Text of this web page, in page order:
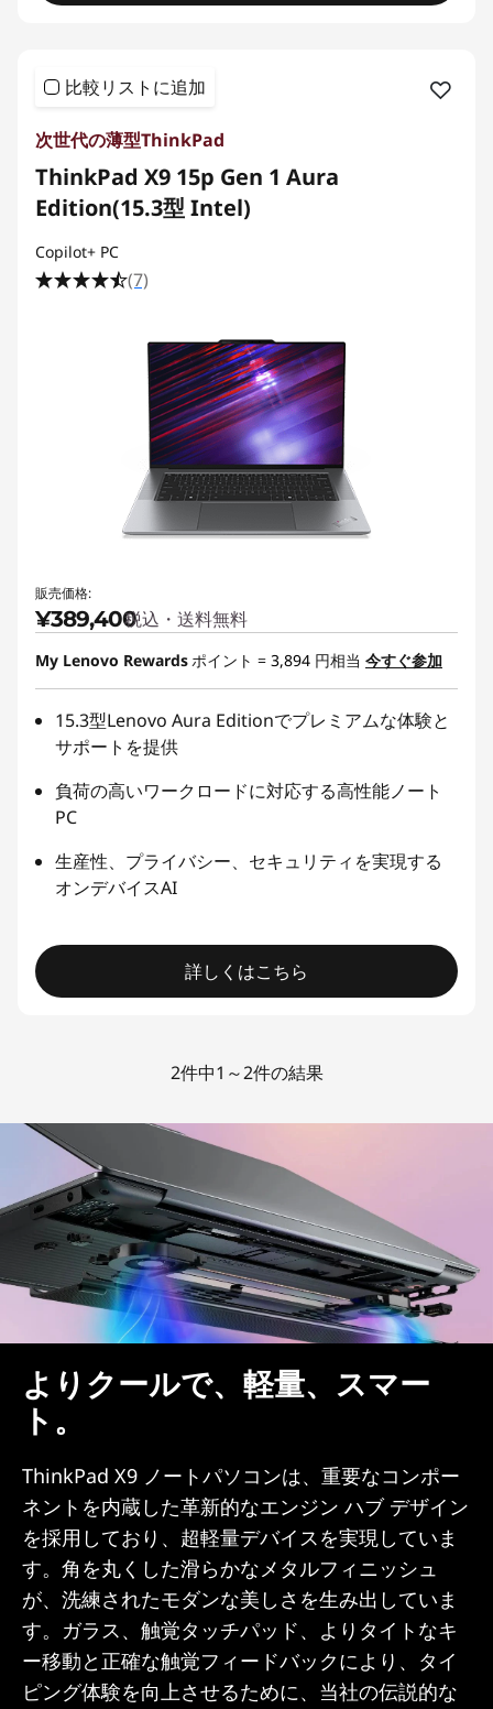
比較リストに追加
次世代の薄型ThinkPad
ThinkPad X9 15p Gen 1 Aura
Edition(15.3型 Intel)
Copilot+ PC
(7)
販売価格:
¥389,400税込・送料無料
My Lenovo Rewardsポイント = 3,894 円相当 今すぐ参加
15.3型Lenovo Aura Editionでプレミアムな体験と
サポートを提供
負荷の高いワークロードに対応する高性能ノート
PC
生産性、プライバシー、セキュリティを実現する
オンデバイスAI
詳しくはこちら
2件中1～2件の結果
よりクールで、軽量、スマー
ト。
ThinkPad X9 ノートパソコンは、重要なコンポー
ネントを内蔵した革新的なエンジン ハブ デザイン
を採用しており、超軽量デバイスを実現していま
す。角を丸くした滑らかなメタルフィニッシュ
が、洗練されたモダンな美しさを生み出していま
す。ガラス、触覚タッチパッド、よりタイトなキ
ー移動と正確な触覚フィードバックにより、タイ
ピング体験を向上させるために、当社の伝説的な